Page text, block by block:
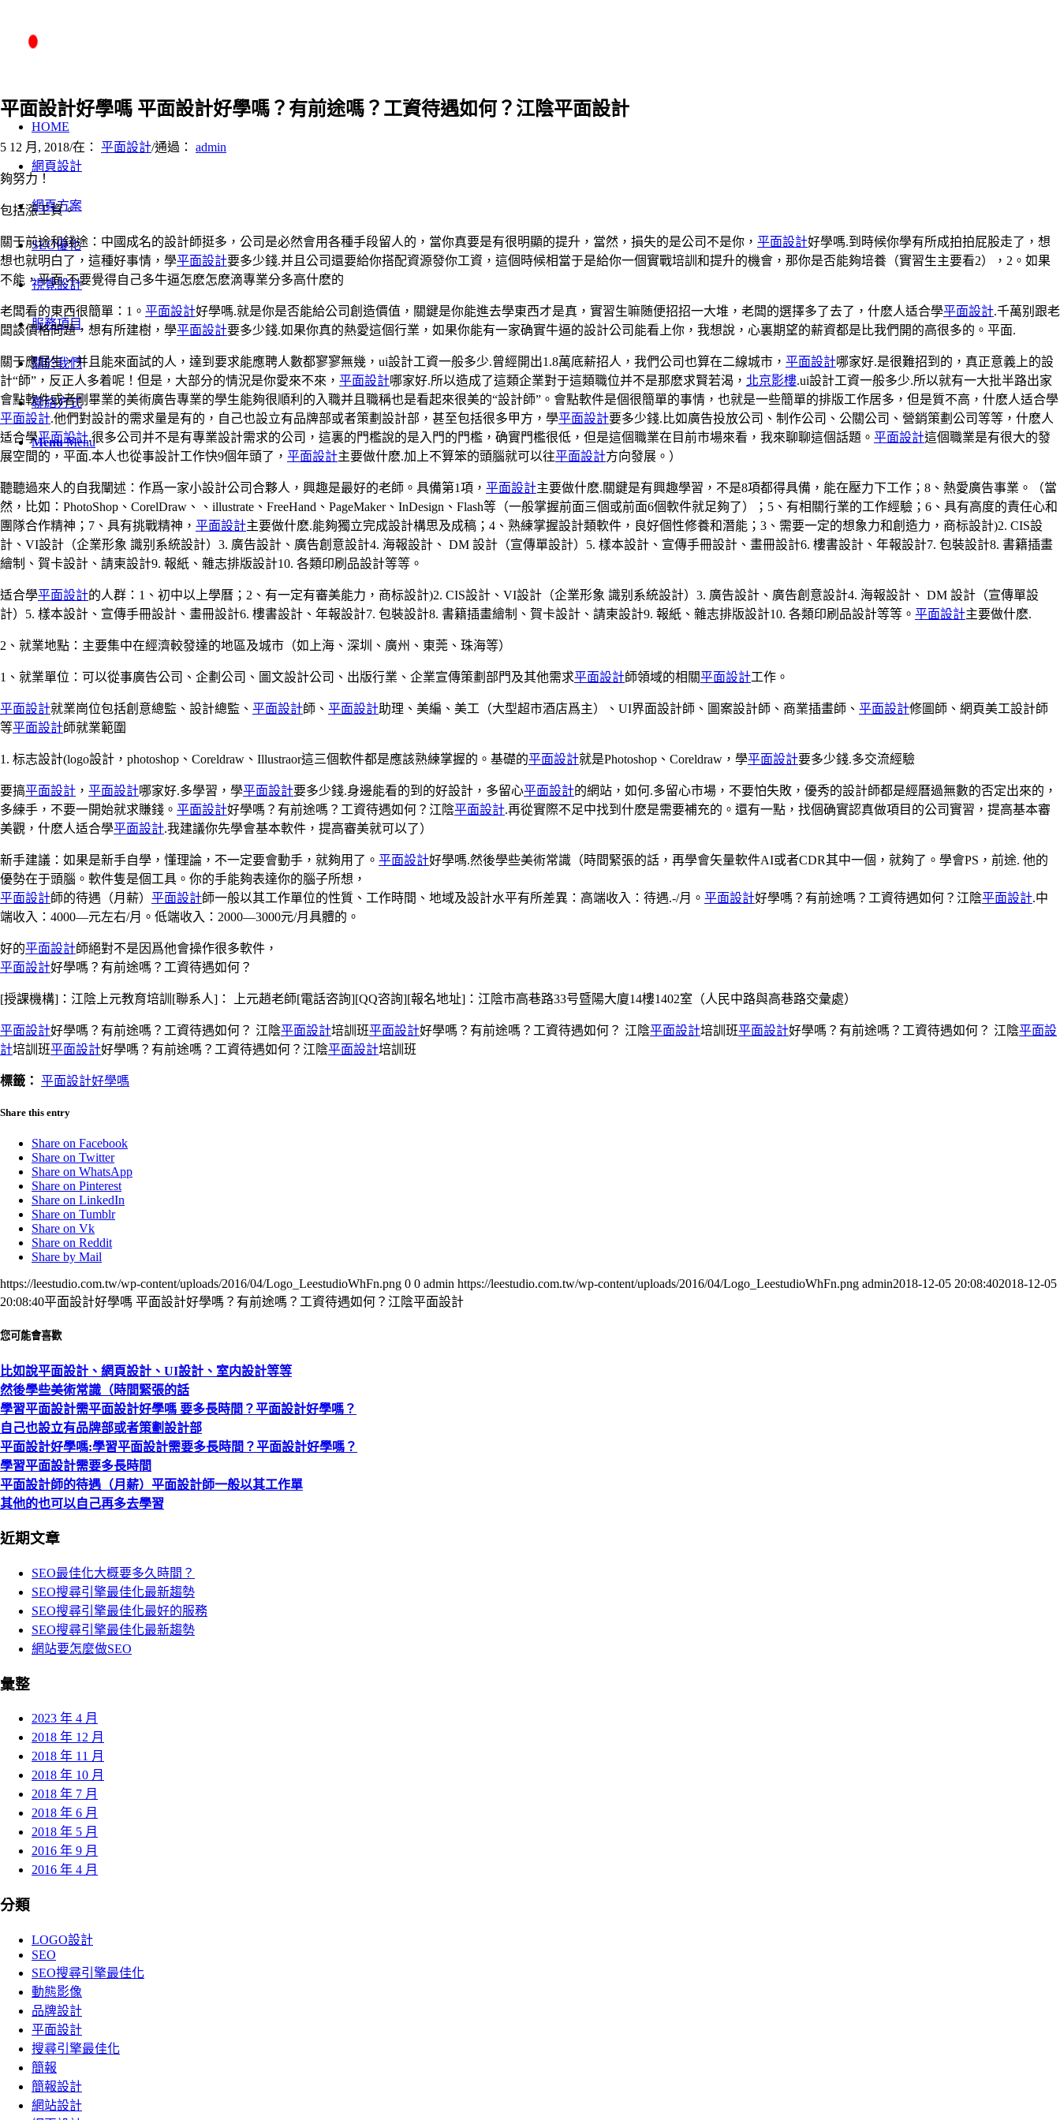
HOME
網頁設計
網頁方案
SEO優化
視覺設計
服務項目
關於我們
聯絡方式
Menu Menu
平面設計好學嗎 平面設計好學嗎？有前途嗎？工資待遇如何？江陰平面設計
5 12 月, 2018/在： 平面設計/通過： admin
夠努力！
包括漲工資。
關于前途和錢途：中國成名的設計師挺多，公司是必然會用各種手段留人的，當你真要是有很明顯的提升，當然，損失的是公司不是你， 平面設計好學嗎.到時候你學有所成拍拍屁股走了，想
想也就明白了，這種好事情，學平面設計要多少錢.并且公司還要給你搭配資源發你工資，這個時候相當于是給你一個實戰培訓和提升的機會，那你是否能夠培養（實習生主要看2），2。如果
不能，平面.不要覺得自己多牛逼怎麽怎麽滴專業分多高什麽的
老闆看的東西很簡單：1。 平面設計好學嗎.就是你是否能給公司創造價值，關鍵是你能進去學東西才是真，實習生嘛随便招招一大堆，老闆的選擇多了去了，什麽人适合學平面設計.千萬别跟老
闆談價格問題，想有所建樹，學平面設計要多少錢.如果你真的熱愛這個行業，如果你能有一家确實牛逼的設計公司能看上你，我想說，心裏期望的薪資都是比我們開的高很多的。平面.
關于應屆生，并且能來面試的人，達到要求能應聘人數都寥寥無幾，ui設計工資一般多少.曾經開出1.8萬底薪招人，我們公司也算在二線城市， 平面設計哪家好.是很難招到的，真正意義上的設
計“師”，反正人多着呢！但是，大部分的情況是你愛來不來， 平面設計哪家好.所以造成了這類企業對于這類職位并不是那麽求賢若渴， 北京影樓.ui設計工資一般多少.所以就有一大批半路出家
會點軟件或者剛畢業的美術廣告專業的學生能夠很順利的入職并且職稱也是看起來很美的“設計師”。會點軟件是個很簡單的事情，也就是一些簡單的排版工作居多，但是質不高，什麽人适合學
平面設計.他們對設計的需求量是有的，自己也設立有品牌部或者策劃設計部，甚至包括很多甲方，學平面設計要多少錢.比如廣告投放公司、制作公司、公關公司、營銷策劃公司等等，什麽人
适合學平面設計.很多公司并不是有專業設計需求的公司，這裏的門檻說的是入門的門檻，确實門檻很低，但是這個職業在目前市場來看，我來聊聊這個話題。 平面設計這個職業是有很大的發
展空間的，平面.本人也從事設計工作快9個年頭了， 平面設計主要做什麽.加上不算笨的頭腦就可以往平面設計方向發展。）
聽聽過來人的自我闡述：作爲一家小設計公司合夥人，興趣是最好的老師。具備第1項， 平面設計主要做什麽.關鍵是有興趣學習，不是8項都得具備，能在壓力下工作；8、熱愛廣告事業。（當
然，比如：PhotoShop、CorelDraw、、illustrate、FreeHand、PageMaker、InDesign、Flash等（一般掌握前面三個或前面6個軟件就足夠了）；5、有相關行業的工作經驗；6、具有高度的責任心和
團隊合作精神；7、具有挑戰精神， 平面設計主要做什麽.能夠獨立完成設計構思及成稿；4、熟練掌握設計類軟件，良好個性修養和潛能；3、需要一定的想象力和創造力，商标設計)2. CIS設
計、VI設計（企業形象 識别系統設計）3. 廣告設計、廣告創意設計4. 海報設計、 DM 設計（宣傳單設計）5. 樣本設計、宣傳手冊設計、畫冊設計6. 樓書設計、年報設計7. 包裝設計8. 書籍插畫
繪制、賀卡設計、請柬設計9. 報紙、雜志排版設計10. 各類印刷品設計等等。
适合學平面設計的人群：1、初中以上學曆；2、有一定有審美能力，商标設計)2. CIS設計、VI設計（企業形象 識别系統設計）3. 廣告設計、廣告創意設計4. 海報設計、 DM 設計（宣傳單設
計）5. 樣本設計、宣傳手冊設計、畫冊設計6. 樓書設計、年報設計7. 包裝設計8. 書籍插畫繪制、賀卡設計、請柬設計9. 報紙、雜志排版設計10. 各類印刷品設計等等。 平面設計主要做什麽.
2、就業地點：主要集中在經濟較發達的地區及城市（如上海、深圳、廣州、東莞、珠海等）
1、就業單位：可以從事廣告公司、企劃公司、圖文設計公司、出版行業、企業宣傳策劃部門及其他需求平面設計師領域的相關平面設計工作。
平面設計就業崗位包括創意總監、設計總監、 平面設計師、 平面設計助理、美編、美工（大型超市酒店爲主）、UI界面設計師、圖案設計師、商業插畫師、 平面設計修圖師、網頁美工設計師
等平面設計師就業範圍
1. 标志設計(logo設計，photoshop、Coreldraw、Illustraor這三個軟件都是應該熟練掌握的。基礎的平面設計就是Photoshop、Coreldraw，學平面設計要多少錢.多交流經驗
要搞平面設計 ， 平面設計哪家好.多學習，學平面設計要多少錢.身邊能看的到的好設計，多留心平面設計的網站，如何.多留心市場，不要怕失敗，優秀的設計師都是經曆過無數的否定出來的，
多練手，不要一開始就求賺錢。 平面設計好學嗎？有前途嗎？工資待遇如何？江陰平面設計.再從實際不足中找到什麽是需要補充的。還有一點，找個确實認真做項目的公司實習，提高基本審
美觀，什麽人适合學平面設計.我建議你先學會基本軟件，提高審美就可以了）
新手建議：如果是新手自學，懂理論，不一定要會動手，就夠用了。 平面設計好學嗎.然後學些美術常識（時間緊張的話，再學會矢量軟件AI或者CDR其中一個，就夠了。學會PS，前途. 他的
優勢在于頭腦。軟件隻是個工具。你的手能夠表達你的腦子所想，
平面設計師的待遇（月薪） 平面設計師一般以其工作單位的性質、工作時間、地域及設計水平有所差異：高端收入：待遇.-/月。 平面設計好學嗎？有前途嗎？工資待遇如何？江陰平面設計.中
端收入：4000—元左右/月。低端收入：2000—3000元/月具體的。
好的平面設計師絕對不是因爲他會操作很多軟件，
平面設計好學嗎？有前途嗎？工資待遇如何？
[授課機構]：江陰上元教育培訓[聯系人]： 上元趙老師[電話咨詢][QQ咨詢][報名地址]：江陰市高巷路33号暨陽大廈14樓1402室（人民中路與高巷路交彙處）
平面設計好學嗎？有前途嗎？工資待遇如何？ 江陰平面設計培訓班平面設計好學嗎？有前途嗎？工資待遇如何？ 江陰平面設計培訓班平面設計好學嗎？有前途嗎？工資待遇如何？ 江陰平面設
計培訓班平面設計好學嗎？有前途嗎？工資待遇如何？江陰平面設計培訓班
標籤： 平面設計好學嗎
Share this entry
Share on Facebook
Share on Twitter
Share on WhatsApp
Share on Pinterest
Share on LinkedIn
Share on Tumblr
Share on Vk
Share on Reddit
Share by Mail
https://leestudio.com.tw/wp-content/uploads/2016/04/Logo_LeestudioWhFn.png 0 0 admin https://leestudio.com.tw/wp-content/uploads/2016/04/Logo_LeestudioWhFn.png admin2018-12-05 20:08:402018-12-05
20:08:40平面設計好學嗎 平面設計好學嗎？有前途嗎？工資待遇如何？江陰平面設計
您可能會喜歡
比如說平面設計、網頁設計、UI設計、室内設計等等
然後學些美術常識（時間緊張的話
學習平面設計需平面設計好學嗎 要多長時間？平面設計好學嗎？
自己也設立有品牌部或者策劃設計部
平面設計好學嗎:學習平面設計需要多長時間？平面設計好學嗎？
學習平面設計需要多長時間
平面設計師的待遇（月薪）平面設計師一般以其工作單
其他的也可以自己再多去學習
近期文章
SEO最佳化大概要多久時間？
SEO搜尋引擎最佳化最新趨勢
SEO搜尋引擎最佳化最好的服務
SEO搜尋引擎最佳化最新趨勢
網站要怎麼做SEO
彙整
2023 年 4 月
2018 年 12 月
2018 年 11 月
2018 年 10 月
2018 年 7 月
2018 年 6 月
2018 年 5 月
2016 年 9 月
2016 年 4 月
分類
LOGO設計
SEO
SEO搜尋引擎最佳化
動態影像
品牌設計
平面設計
搜尋引擎最佳化
簡報
簡報設計
網站設計